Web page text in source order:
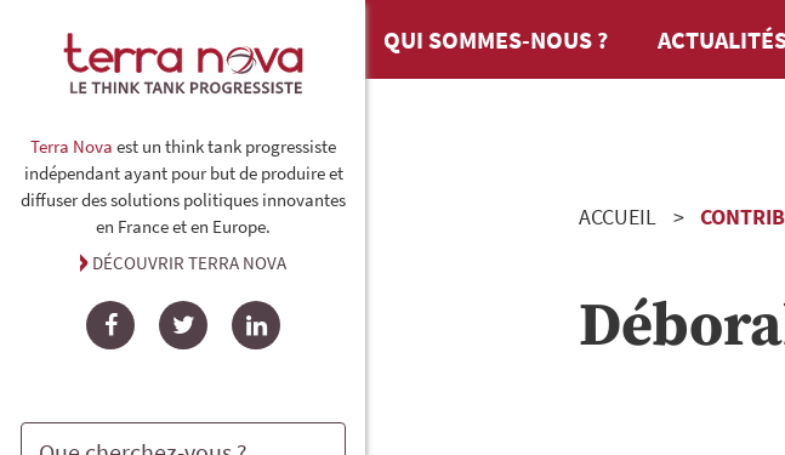
Terra Nova est un think tank progressiste
indépendant ayant pour but de produire et
diffuser des solutions politiques innovantes
en France et en Europe.
DÉCOUVRIR TERRA NOVA
FacebookTwitterLinkedIn
QUI SOMMES-NOUS ?
ACCUEIL